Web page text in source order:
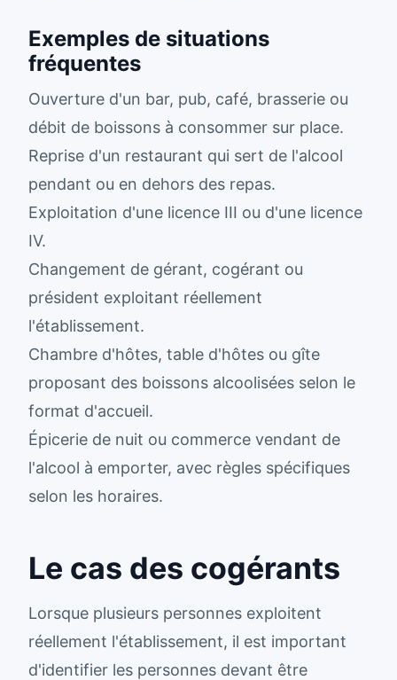
Exemples de situations
fréquentes
Ouverture d'un bar, pub, café, brasserie ou
débit de boissons à consommer sur place.
Reprise d'un restaurant qui sert de l'alcool
pendant ou en dehors des repas.
Exploitation d'une licence III ou d'une licence
IV.
Changement de gérant, cogérant ou
président exploitant réellement
l'établissement.
Chambre d'hôtes, table d'hôtes ou gîte
proposant des boissons alcoolisées selon le
format d'accueil.
Épicerie de nuit ou commerce vendant de
l'alcool à emporter, avec règles spécifiques
selon les horaires.
Le cas des cogérants
Lorsque plusieurs personnes exploitent
réellement l'établissement, il est important
d'identifier les personnes devant être